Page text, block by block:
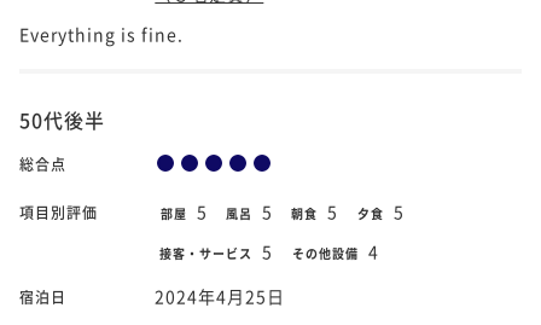
Everything is fine.
50代後半
総合点
項目別評価 部屋 5 風呂 5 朝食 5 夕食 5
接客・サービス 5 その他設備 4
宿泊日 2024年4月25日